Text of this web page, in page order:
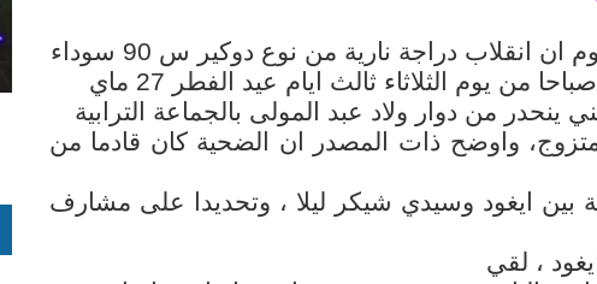
انقلاب دراجة نارية من نوع دوكير س 90 سوداء
من يوم الثلاثاء ثالث ايام عيد الفطر 27 ماي
متزوج، واوضح ذات المصدر ان الضحية كان قادما من
بين ايغود وسيدي شيكر ليلا ، وتحديدا على مشارف
، لقي